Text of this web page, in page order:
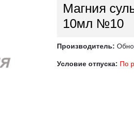
Магния
10мл №10
Производитель:
Условие отпуска: По